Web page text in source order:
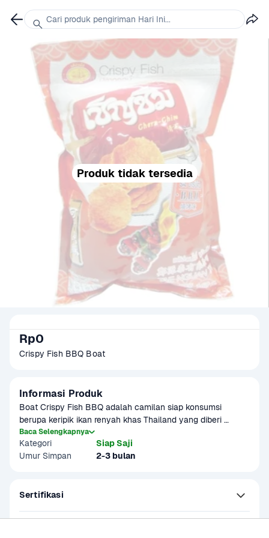
Produk tidak tersedia
Rp0
Crispy Fish BBQ Boat
Informasi Produk
Boat Crispy Fish BBQ adalah camilan siap konsumsi
berupa keripik ikan renyah khas Thailand yang diberi
bumbu barbeque yang lezat.
Baca Selengkapnya
Kategori
Siap Saji
Umur Simpan
2-3 bulan
Sertifikasi
Cari produk pengiriman Hari Ini...